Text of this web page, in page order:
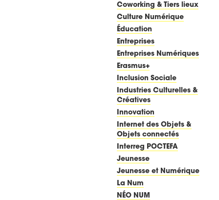
Coworking & Tiers lieux
Culture Numérique
Éducation
Entreprises
Entreprises Numériques
Erasmus+
Inclusion Sociale
Industries Culturelles &
Créatives
Innovation
Internet des Objets &
Objets connectés
Interreg POCTEFA
Jeunesse
Jeunesse et Numérique
La Num
NÉO NUM